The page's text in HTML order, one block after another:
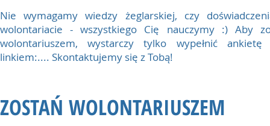
Nie wymagamy wiedzy żeglarskiej, czy
wolontariacie - wszystkiego Cię nauczymy :) Aby
wolontariuszem, wystarczy tylko wypełnić ankietę
linkiem:.... Skontaktujemy się z Tobą!
ZOSTAŃ WOLONTARIUSZEM